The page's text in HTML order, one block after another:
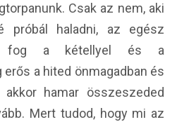
Csak az nem, aki
próbál haladni, az egész
fog a kétellyel és a
a hited önmagadban és
hamar összeszeded
Mert tudod, hogy mi az